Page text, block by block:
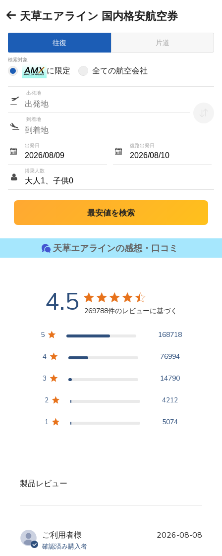
天草エアライン 国内格安航空券
往復 片道
検索対象
に限定 全ての航空会社
出発地
到着地
出発日 復路出発日
搭乗人数
最安値を検索
天草エアラインの感想・口コミ
4.5 4.5つ星の評価
269788件のレビューに基づく
5 168718
4 76994
3 14790
2 4212
1 5074
製品レビュー
ご利用者様
確認済み購入者
2026-08-08